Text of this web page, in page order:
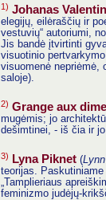
1) Johanas
elegijų, eilėraščių ir
vestuvių“ autoriumi,
Jis bandė įtvirtinti
visuotinio
visuomenė nepriėmė,
saloje).
2) Grange aux
mugėmis; jo
dešimtinei, - iš čia ir
3) Lyna Piknet (
teorijas.
„Tamplieriaus
feminizmo judėjų-